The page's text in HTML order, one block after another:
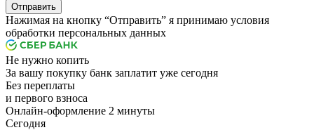
Отправить
Нажимая на кнопку “Отправить” я принимаю условия
обработки персональных данных
Не нужно копить
За вашу покупку банк заплатит уже сегодня
Без переплаты
и первого взноса
Онлайн-оформление 2 минуты
Cегодня